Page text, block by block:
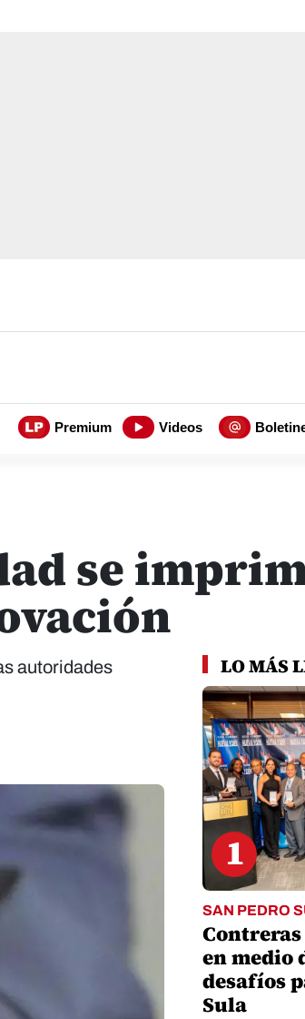
Premium Videos
se
autoridades
LO MÁS
1
SAN PEDRO
en medio
desafíos
Sula